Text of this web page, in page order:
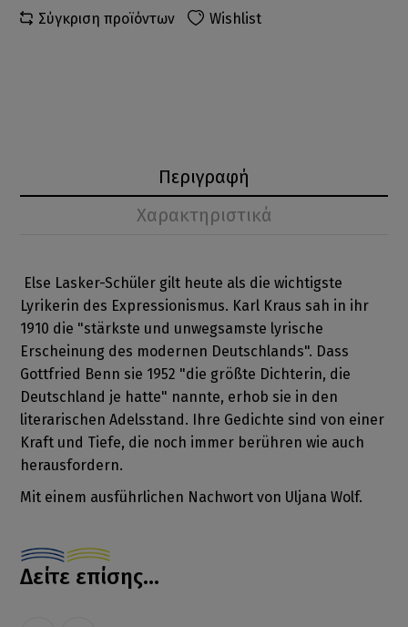
Σύγκριση προϊόντων Wishlist
Περιγραφή
Χαρακτηριστικά
Else Lasker-Schüler gilt heute als die wichtigste
Lyrikerin des Expressionismus. Karl Kraus sah in ihr
1910 die "stärkste und unwegsamste lyrische
Erscheinung des modernen Deutschlands". Dass
Gottfried Benn sie 1952 "die größte Dichterin, die
Deutschland je hatte" nannte, erhob sie in den
literarischen Adelsstand. Ihre Gedichte sind von einer
Kraft und Tiefe, die noch immer berühren wie auch
herausfordern.
Mit einem ausführlichen Nachwort von Uljana Wolf.
Δείτε επίσης...